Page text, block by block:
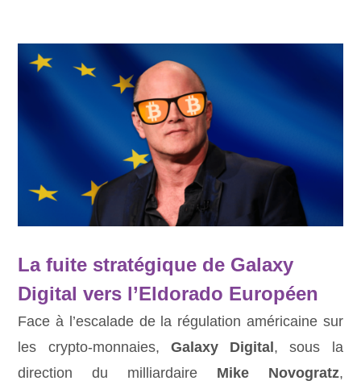
La fuite stratégique de Galaxy
Digital vers l’Eldorado Européen
Face à l’escalade de la régulation américaine sur
les crypto-monnaies, Galaxy Digital, sous la
direction du milliardaire Mike Novogratz,